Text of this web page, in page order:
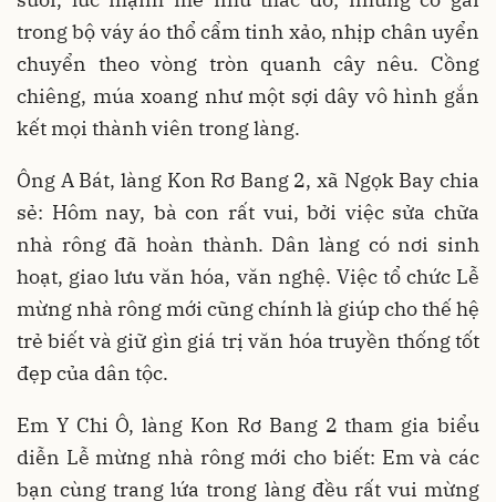
trong bộ váy áo thổ cẩm tinh xảo, nhịp chân uyển
chuyển theo vòng tròn quanh cây nêu. Cồng
chiêng, múa xoang như một sợi dây vô hình gắn
kết mọi thành viên trong làng.
Ông A Bát, làng Kon Rơ Bang 2, xã Ngọk Bay chia
sẻ: Hôm nay, bà con rất vui, bởi việc sửa chữa
nhà rông đã hoàn thành. Dân làng có nơi sinh
hoạt, giao lưu văn hóa, văn nghệ. Việc tổ chức Lễ
mừng nhà rông mới cũng chính là giúp cho thế hệ
trẻ biết và giữ gìn giá trị văn hóa truyền thống tốt
đẹp của dân tộc.
Em Y Chi Ô, làng Kon Rơ Bang 2 tham gia biểu
diễn Lễ mừng nhà rông mới cho biết: Em và các
bạn cùng trang lứa trong làng đều rất vui mừng